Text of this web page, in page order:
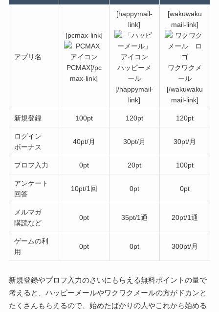
アプリ名
[pcmax-link]
PCMAX[/pc
max-link]
[happymail-
link]
ハッピーメ
ール
[/happymail-
link]
[wakuwaku
mail-link]
ワクワクメ
ール
[/wakuwaku
mail-link]
新規登録 100pt 120pt 120pt
ログイン
ボーナス
40pt/月 30pt/月 30pt/月
プロフ入力 0pt 20pt 100pt
アンケート
回答
10pt/1回 0pt 0pt
メルマガ
購読など
0pt 35pt/1通 20pt/1通
ゲームの利
用
0pt 0pt 300pt/月
新規登録やプロフ入力のさいにもらえる無料ポイントの量で
考えると、ハッピーメールやワクワクメールの方がドカンと
たくさんもらえるので、始めたばかりの人やこれから始める